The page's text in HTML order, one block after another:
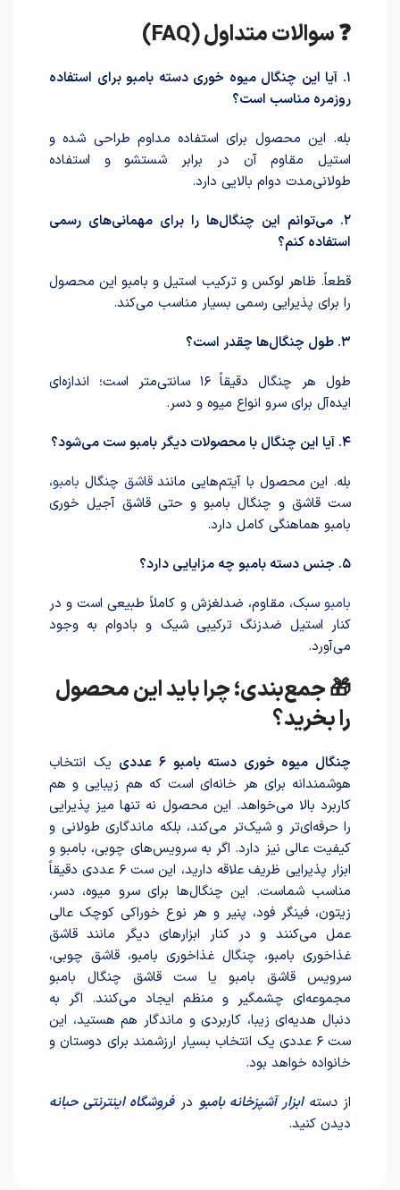
❓ سوالات متداول (FAQ)
۱. آیا این چنگال میوه خوری دسته بامبو برای استفاده
روزمره مناسب است؟
بله. این محصول برای استفاده مداوم طراحی شده و
استیل مقاوم آن در برابر شستشو و استفاده
طولانی‌مدت دوام بالایی دارد.
۲. می‌توانم این چنگال‌ها را برای مهمانی‌های رسمی
استفاده کنم؟
قطعاً. ظاهر لوکس و ترکیب استیل و بامبو این محصول
را برای پذیرایی رسمی بسیار مناسب می‌کند.
۳. طول چنگال‌ها چقدر است؟
طول هر چنگال دقیقاً ۱۶ سانتی‌متر است؛ اندازه‌ای
ایده‌آل برای سرو انواع میوه و دسر.
۴. آیا این چنگال با محصولات دیگر بامبو ست می‌شود؟
بله. این محصول با آیتم‌هایی مانندقاشق چنگال بامبو،
ست قاشق و چنگال بامبو و حتی قاشق آجیل خوری
بامبو هماهنگی کامل دارد.
۵. جنس دسته بامبو چه مزایایی دارد؟
بامبو سبک، مقاوم، ضدلغزش و کاملاً طبیعی است و در
کنار استیل ضدزنگ ترکیبی شیک و بادوام به وجود
می‌آورد.
🎁 جمع‌بندی؛ چرا باید این محصول
را بخرید؟
چنگال میوه خوری دسته بامبو ۶ عددی
یک انتخاب
هوشمندانه برای هر خانه‌ای است که هم زیبایی و هم
کاربرد بالا می‌خواهد. این محصول نه تنها میز پذیرایی
را حرفه‌ای‌تر و شیک‌تر می‌کند، بلکه ماندگاری طولانی و
کیفیت عالی نیز دارد. اگر به سرویس‌های چوبی، بامبو و
ابزار پذیرایی ظریف علاقه دارید، این ست ۶ عددی دقیقاً
مناسب شماست. این چنگال‌ها برای سرو میوه، دسر،
زیتون، فینگر فود، پنیر و هر نوع خوراکی کوچک عالی
عمل می‌کنند و در کنار ابزارهای دیگر مانند قاشق
غذاخوری بامبو، چنگال غذاخوری بامبو، قاشق چوبی،
سرویس قاشق بامبو یا ست قاشق چنگال بامبو
مجموعه‌ای چشمگیر و منظم ایجاد می‌کنند. اگر به
دنبال هدیه‌ای زیبا، کاربردی و ماندگار هم هستید، این
ست ۶ عددی یک انتخاب بسیار ارزشمند برای دوستان و
خانواده خواهد بود.
ازدستهابزار آشپزخانه بامبو درفروشگاه اینترنتی حبانه
دیدن کنید.